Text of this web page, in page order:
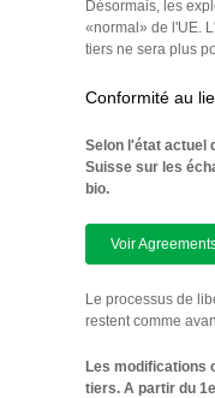
Désormais, les
«normal» de l'UE.
tiers ne sera plus
Conformité au
Selon l'état actuel
Suisse sur les
bio.
Voir
Le processus de
restent comme
Les modifications
tiers. A partir du